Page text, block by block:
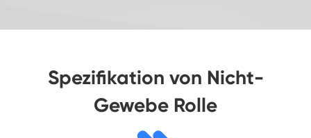
Spezifikation von Nicht-
Gewebe Rolle